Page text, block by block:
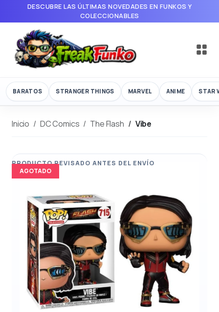
DESCUBRE LAS ÚLTIMAS NOVEDADES EN FUNKOS Y
COLECCIONABLES
BARATOS STRANGER THINGS MARVEL ANIME STAR
Inicio DC Comics The Flash Vibe
AGOTADO